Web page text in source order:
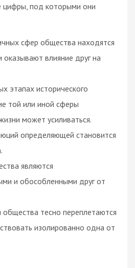
цифры, под которыми они
сфер общества находятся
оказывают влияние друг на
этапах исторического
той или иной сферы
может усиливаться.
определяющей становится
являются
и обособленными друг от
тесно переплетаются
изолированно одна от